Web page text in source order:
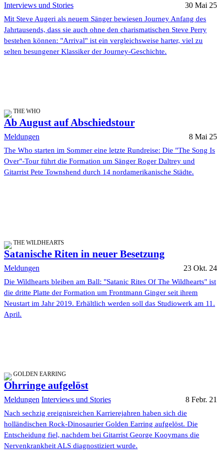
Interviews und Stories 30 Mai 25
Mit Steve Augeri als neuem Sänger bewiesen Journey Anfang des
Jahrtausends, dass sie auch ohne den charismatischen Steve Perry
bestehen können: "Arrival" ist ein vergleichsweise harter, viel zu
selten besungener Klassiker der Journey-Geschichte.
THE WHO
Ab August auf Abschiedstour
Meldungen 8 Mai 25
The Who starten im Sommer eine letzte Rundreise: Die "The Song Is
Over"-Tour führt die Formation um Sänger Roger Daltrey und
Gitarrist Pete Townshend durch 14 nordamerikanische Städte.
THE WILDHEARTS
Satanische Riten in neuer Besetzung
Meldungen 23 Okt. 24
Die Wildhearts bleiben am Ball: "Satanic Rites Of The Wildhearts" ist
die dritte Platte der Formation um Frontmann Ginger seit ihrem
Neustart im Jahr 2019. Erhältlich werden soll das Studiowerk am 11.
April.
GOLDEN EARRING
Ohrringe aufgelöst
Meldungen Interviews und Stories 8 Febr. 21
Nach sechzig ereignisreichen Karrierejahren haben sich die
holländischen Rock-Dinosaurier Golden Earring aufgelöst. Die
Entscheidung fiel, nachdem bei Gitarrist George Kooymans die
Nervenkrankheit ALS diagnostiziert wurde.